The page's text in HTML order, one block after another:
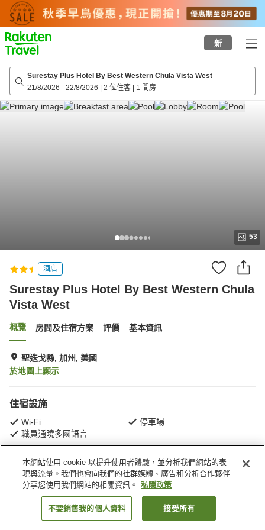
to
top
page
新
Surestay Plus Hotel By Best Western Chula Vista West
21/8/2026 - 22/8/2026 | 2 位住客 | 1 間房
53
酒店
Surestay Plus Hotel By Best Western Chula
Vista West
概覽 房間及住宿方案 評價 基本資訊
聖迭戈縣, 加州, 美國
於地圖上顯示
住宿設施
Wi-Fi
停車場
職員通曉多國語言
主頁 美國 加州 聖迭戈縣
丘拉維斯塔
Surestay Plus Hotel By Best Western Chula Vista West
找客房
本網站使用 cookie 以提升使用者體驗，並分析我們網站的表
現與流量。我們也會向我們的社群媒體、廣告和分析合作夥伴
分享您使用我們網站的相關資訊。
私隱政策
不要銷售我的個人資料 接受所有